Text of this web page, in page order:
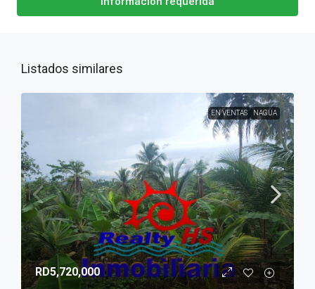
Listados similares
EN VENTAS NAGUA
RD5,720,000